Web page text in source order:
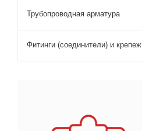
Трубопроводная арматура
Фитинги (соединители) и крепеж